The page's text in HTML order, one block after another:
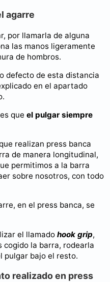
agarre
por llamarla de alguna
las manos ligeramente
de hombros.
defecto de esta distancia
en el apartado
que el pulgar siempre
realizan press banca
de manera longitudinal,
permitimos a la barra
sobre nosotros, con todo
en el press banca, se
el llamado hook grip,
cogido la barra, rodearla
pulgar bajo el resto.
realizado en press